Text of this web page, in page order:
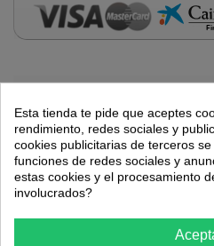
En Ferretería VTC ofrecemos a
pago mediantefinanciacióna
en todas aquellas compras que
150 €y no superen los
opciones de financiación
seleccione la opción de
Esta tienda te pide que aceptes
rendimiento, redes sociales y
cookies publicitarias de terceros
funciones de redes sociales y
estas cookies y el procesamiento
involucrados?